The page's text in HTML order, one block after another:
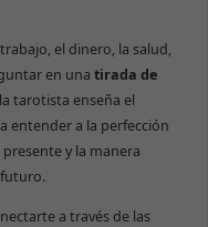
el dinero, la salud,
en una tirada de
tarotista enseña el
entender a la perfección
y la manera
a través de las